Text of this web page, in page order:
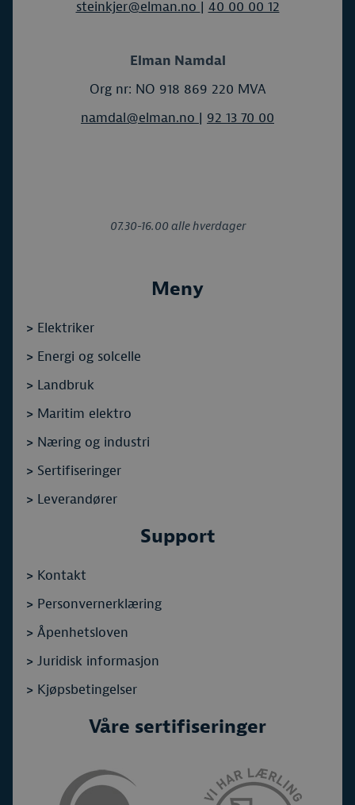
steinkjer@elman.no | 40 00 00 12
Elman Namdal
Org nr: NO 918 869 220 MVA
namdal@elman.no | 92 13 70 00
07.30-16.00 alle hverdager
Meny
> Elektriker
> Energi og solcelle
> Landbruk
> Maritim elektro
> Næring og industri
> Sertifiseringer
> Leverandører
Support
> Kontakt
> Personvernerklæring
> Åpenhetsloven
> Juridisk informasjon
> Kjøpsbetingelser
Våre sertifiseringer